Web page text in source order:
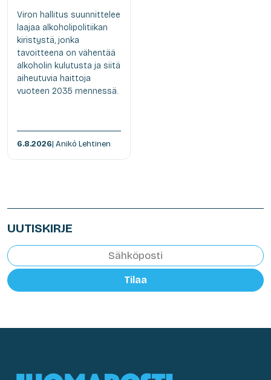
Viron hallitus suunnittelee
laajaa alkoholipolitiikan
kiristystä, jonka
tavoitteena on vähentää
alkoholin kulutusta ja siitä
aiheutuvia haittoja
vuoteen 2035 mennessä.
6.8.2026| Anikó Lehtinen
UUTISKIRJE
Tilaa